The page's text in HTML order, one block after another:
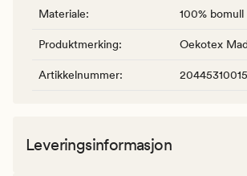
Materiale: 100% bomull
Produktmerking: Oekotex
Artikkelnummer:
Leveringsinformasjon